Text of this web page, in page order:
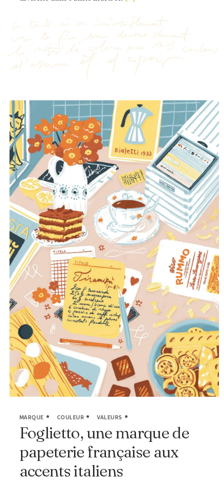
MARQUE COULEUR VALEURS
Foglietto, une marque de
papeterie française aux
accents italiens